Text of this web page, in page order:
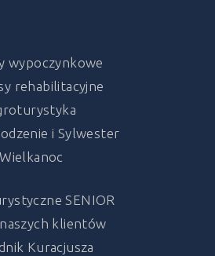
wypoczynkowe
rehabilitacyjne
i Sylwester
Wielkanoc
SENIOR
klientów
Kuracjusza